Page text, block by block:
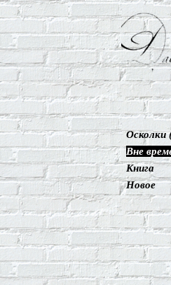
Осколки
Вне
Книга
Новое